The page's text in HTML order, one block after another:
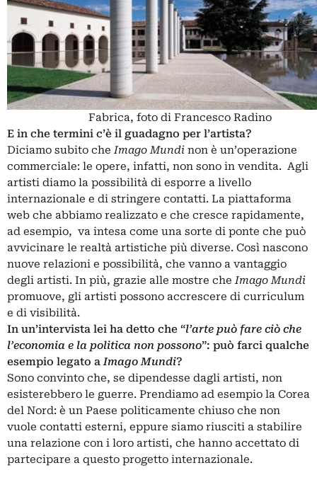
Fabrica, foto di Francesco Radino
E in che termini c’è il guadagno per l’artista?
Diciamo subito cheImago Mundi non è un’operazione
commerciale: le opere, infatti, non sono in vendita. Agli
artisti diamo la possibilità di esporre a livello
internazionale e di stringere contatti. La piattaforma
web che abbiamo realizzato e che cresce rapidamente,
ad esempio, va intesa come una sorte di ponte che può
avvicinare le realtà artistiche più diverse. Così nascono
nuove relazioni e possibilità, che vanno a vantaggio
degli artisti. In più, grazie alle mostre cheImago Mundi
promuove, gli artisti possono accrescere di curriculum
e di visibilità.
In un’intervista lei ha detto che “l’arte può fare ciò che
l’economia e la politica non possono”: può farci qualche
esempio legato aImago Mundi?
Sono convinto che, se dipendesse dagli artisti, non
esisterebbero le guerre. Prendiamo ad esempio la Corea
del Nord: è un Paese politicamente chiuso che non
vuole contatti esterni, eppure siamo riusciti a stabilire
una relazione con i loro artisti, che hanno accettato di
partecipare a questo progetto internazionale.